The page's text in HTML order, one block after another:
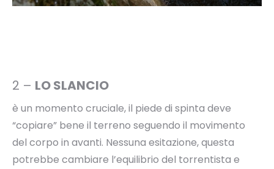
2 – LO SLANCIO
è un momento cruciale, il piede di spinta deve
“copiare” bene il terreno seguendo il movimento
del corpo in avanti. Nessuna esitazione, questa
potrebbe cambiare l’equilibrio del torrentista e